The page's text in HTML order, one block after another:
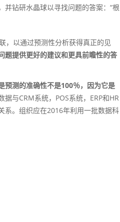
钻研水晶球以寻找问题的答案：“根
，以通过预测性分析获得真正的见
题提供更好的建议和更具前瞻性的答
预测的准确性不是100％，因为它是
与CRM系统，POS系统，ERP和HR
系。组织应在2016年利用一批数据科